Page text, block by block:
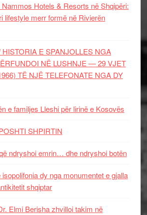
Hotels & Resorts në Shqipëri:
lifestyle merr formë në Rivierën
HISTORIA E SPANJOLLES NGA
NË LUSHNJE — 29 VJET
TË NJË TELEFONATE NGA DY
e familjes Lleshi për lirinë e Kosovës
SHPIRTIN
ndryshoi emrin… dhe ndryshoi botën
dy nga monumentet e gjalla
shqiptar
Elmi Berisha zhvilloi takim në